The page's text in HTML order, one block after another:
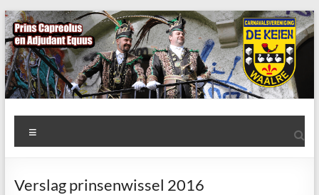
Ga
naar
de
inhoud
AWC
de
Keien
Verslag prinsenwissel 2016